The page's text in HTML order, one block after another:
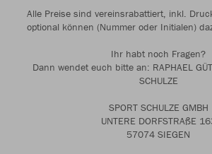
Alle Preise sind vereinsrabattiert, inkl.
optional können (Nummer oder Initialen)
Ihr habt noch Fragen?
Dann wendet euch bitte an: RAPHAEL
SCHULZE
SPORT SCHULZE GMBH
UNTERE DORFSTRAßE
57074 SIEGEN